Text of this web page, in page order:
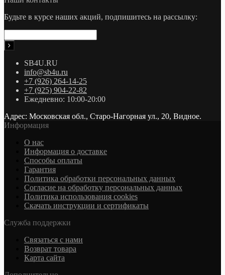
Будьте в курсе наших акций, подпишитесь на рассылку:
SB4U.RU
info@sb4u.ru
+7 (926) 264-14-25
+7 (925) 904-22-82
Ежедневно: 10:00-20:00
Адрес: Московская обл., Старо-Нагорная ул., 20, Видное.
Информация
О нас
Информация о доставке
Cпособы оплаты
Гарантия
Политика обработки персональных данных
Согласие на обработку персональных данных
Политика использования cookies
Скачать инструкции и сертификаты
Служба поддержки
Связаться с нами
Возврат товара
Карта сайта